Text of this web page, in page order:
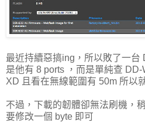
最近持續惡搞ing，所以敗了一台
是他有 8 ports ，而是單純查
XD 且看在無線範圍有 50m 所以
不過，下載的韌體卻無法刷機，
要修改一個 byte 即可